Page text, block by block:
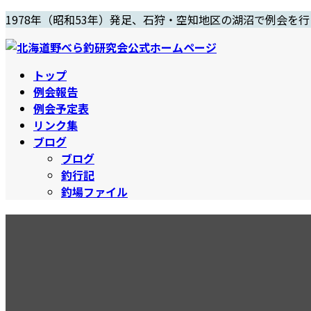
コ
ン
テ
ナ
ビ
ゲ
1978年（昭和53年）発足、石狩・空知地区の湖沼で例会を
トップ
例会報告
例会予定表
リンク集
ブログ
ブログ
釣行記
釣場ファイル